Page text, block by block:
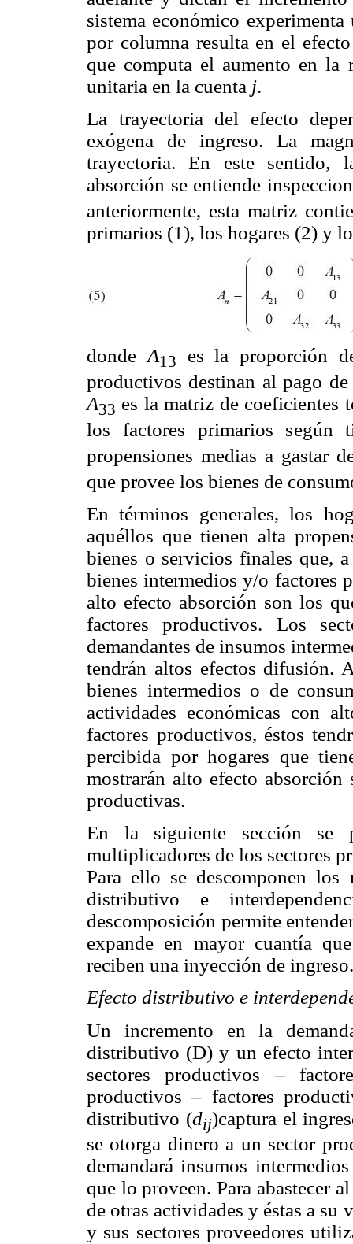
sistema económico
por columna resulta en el
que computa el aumento en la
unitaria en la cuenta j.
La trayectoria del efecto
exógena de ingreso. La
trayectoria. En este
absorción se entiende
anteriormente, esta matriz
primarios (1), los hogares (2) y
donde A13
es la proporción
productivos destinan al pago
A33 es la matriz de coeficientes
los factores primarios
propensiones medias a gastar
que provee los bienes de
En términos generales, los
aquéllos que tienen alta
bienes o servicios finales que,
bienes intermedios y/o factores
alto efecto absorción son los
factores productivos. Los
demandantes de insumos
tendrán altos efectos difusión.
bienes intermedios o de
actividades económicas con
factores productivos, éstos
percibida por hogares que
mostrarán alto efecto
productivas.
En la siguiente sección se
multiplicadores de los sectores
Para ello se descomponen los
distributivo e
descomposición permite
expande en mayor cuantía
reciben una inyección de ingreso.
Efecto distributivo e
Un incremento en la
distributivo (D) y un efecto
sectores productivos –
productivos – factores
distributivo (dij)captura el
se otorga dinero a un sector
demandará insumos
que lo proveen. Para abastecer
de otras actividades y éstas a
y sus sectores proveedores